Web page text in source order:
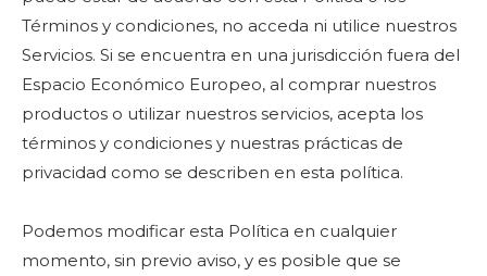
Términos y condiciones, no acceda ni utilice nuestros
Servicios. Si se encuentra en una jurisdicción fuera del
Espacio Económico Europeo, al comprar nuestros
productos o utilizar nuestros servicios, acepta los
términos y condiciones y nuestras prácticas de
privacidad como se describen en esta política.
Podemos modificar esta Política en cualquier
momento, sin previo aviso, y es posible que se